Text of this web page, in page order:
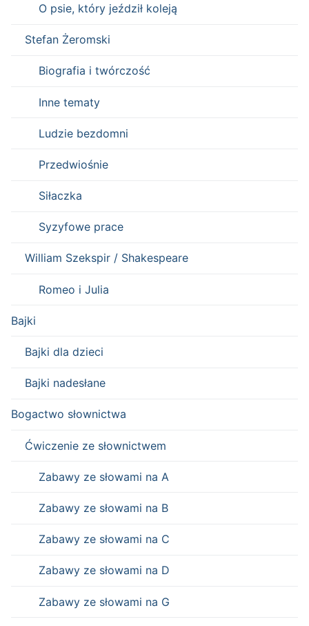
O psie, który jeździł koleją
Stefan Żeromski
Biografia i twórczość
Inne tematy
Ludzie bezdomni
Przedwiośnie
Siłaczka
Syzyfowe prace
William Szekspir / Shakespeare
Romeo i Julia
Bajki
Bajki dla dzieci
Bajki nadesłane
Bogactwo słownictwa
Ćwiczenie ze słownictwem
Zabawy ze słowami na A
Zabawy ze słowami na B
Zabawy ze słowami na C
Zabawy ze słowami na D
Zabawy ze słowami na G